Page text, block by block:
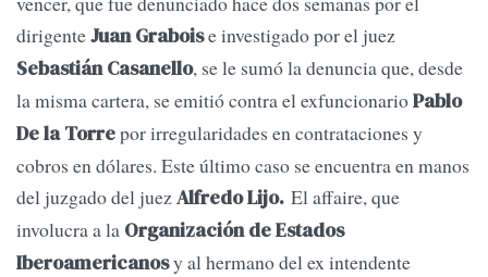
dirigenteJuan Graboise investigado por el juez
Sebastián Casanello, se le sumó la denuncia que, desde
la misma cartera, se emitió contra el exfuncionarioPablo
De la Torrepor irregularidades en contrataciones y
cobros en dólares. Este último caso se encuentra en manos
del juzgado del juezAlfredo Lijo. El affaire, que
involucra a la Organización de Estados
Iberoamericanosy al hermano del ex intendente